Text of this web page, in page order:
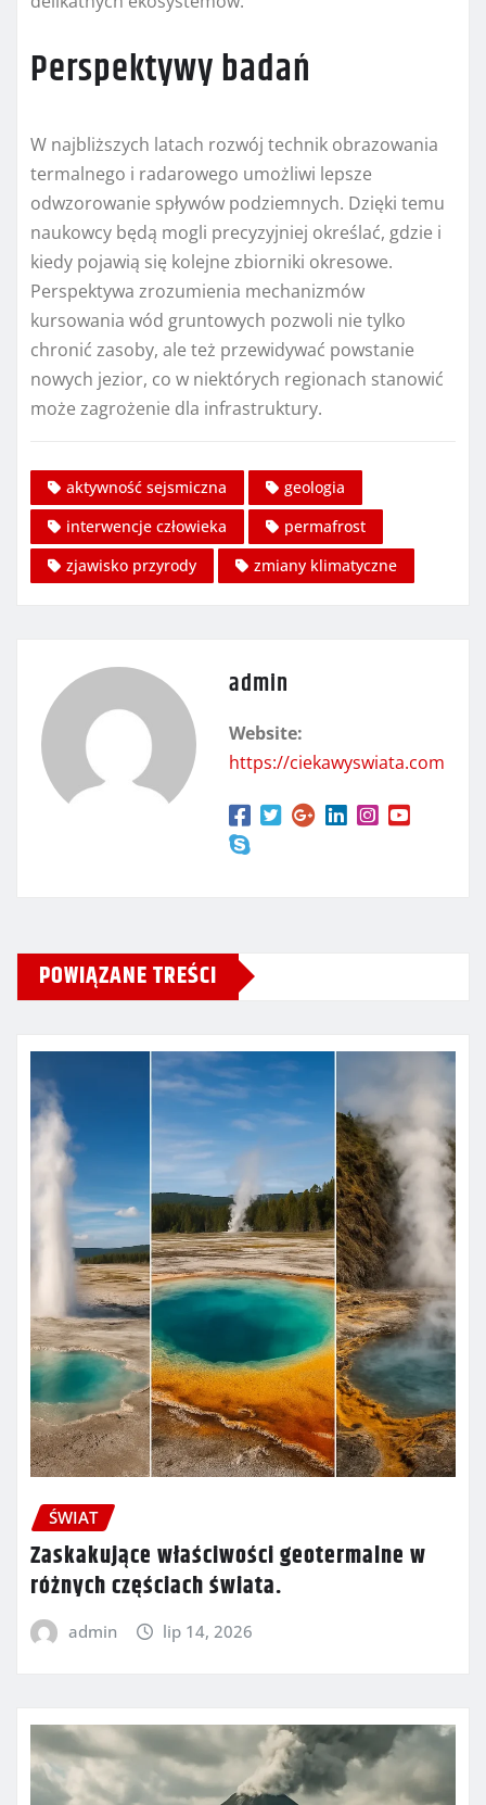
Perspektywy badań
W najbliższych latach rozwój technik obrazowania
termalnego i radarowego umożliwi lepsze
odwzorowanie spływów podziemnych. Dzięki temu
naukowcy będą mogli precyzyjniej określać, gdzie i
kiedy pojawią się kolejne zbiorniki okresowe.
Perspektywa zrozumienia mechanizmów
kursowania wód gruntowych pozwoli nie tylko
chronić zasoby, ale też przewidywać powstanie
nowych jezior, co w niektórych regionach stanowić
może zagrożenie dla infrastruktury.
aktywność sejsmiczna
geologia
interwencje człowieka
permafrost
zjawisko przyrody
zmiany klimatyczne
admin
Website:
https://ciekawyswiata.com
POWIĄZANE TREŚCI
ŚWIAT
Zaskakujące właściwości geotermalne w
różnych częściach świata.
admin lip 14, 2026